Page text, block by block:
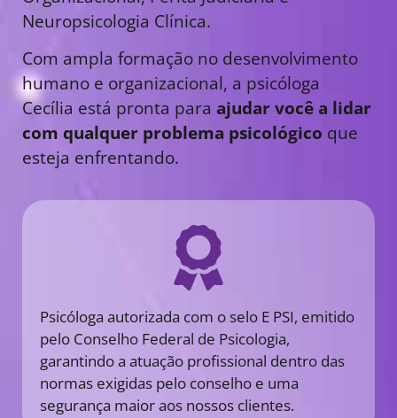
Neuropsicologia Clínica.
Com ampla formação no desenvolvimento
humano e organizacional, a psicóloga
Cecília está pronta para ajudar você a lidar
com qualquer problema psicológico que
esteja enfrentando.
Psicóloga autorizada com o selo E PSI, emitido
pelo Conselho Federal de Psicologia,
garantindo a atuação profissional dentro das
normas exigidas pelo conselho e uma
segurança maior aos nossos clientes.